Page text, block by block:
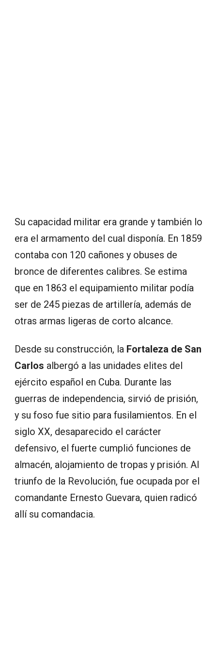
Su capacidad militar era grande y también lo
era el armamento del cual disponía. En 1859
contaba con 120 cañones y obuses de
bronce de diferentes calibres. Se estima
que en 1863 el equipamiento militar podía
ser de 245 piezas de artillería, además de
otras armas ligeras de corto alcance.
Desde su construcción, la Fortaleza de San
Carlos albergó a las unidades elites del
ejército español en Cuba. Durante las
guerras de independencia, sirvió de prisión,
y su foso fue sitio para fusilamientos. En el
siglo XX, desaparecido el carácter
defensivo, el fuerte cumplió funciones de
almacén, alojamiento de tropas y prisión. Al
triunfo de la Revolución, fue ocupada por el
comandante Ernesto Guevara, quien radicó
allí su comandacia.